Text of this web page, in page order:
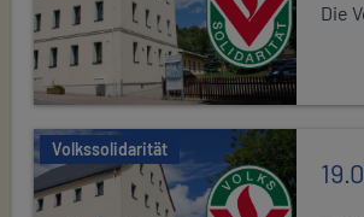
Die
Volkssolidarität